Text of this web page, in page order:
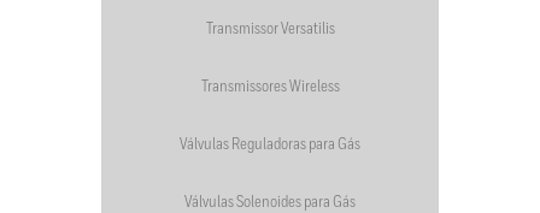
Transmissor Versatilis
Transmissores Wireless
Válvulas Reguladoras para Gás
Válvulas Solenoides para Gás